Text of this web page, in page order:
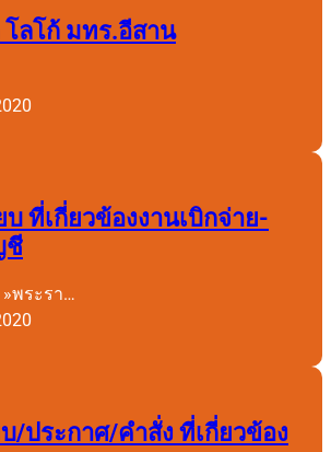
ลโก้ มทร.อีสาน
ที่เกี่ยวข้องงานเบิกจ่าย-
ชี
พระรา…
/ประกาศ/คำสั่ง ที่เกี่ยวข้อง